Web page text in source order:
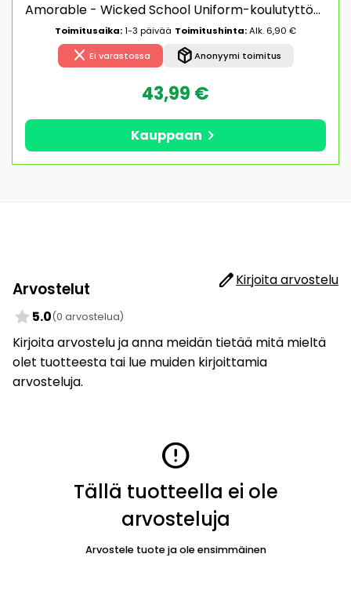
Amorable - Wicked School Uniform-koulutyttöasu, moniosainen, houkutteleva, laadukas, roolileikkeihin
Toimitusaika:1-3 päivää Toimitushinta:Alk. 6,90 €
close Ei varastossa package_2Anonyymi toimitus
43,99 €
Kauppaan chevron_right
Arvostelut editKirjoita arvostelu
star 5.0(0 arvostelua)
Kirjoita arvostelu ja anna meidän tietää mitä mieltä
olet tuotteesta tai lue muiden kirjoittamia
arvosteluja.
error
Tällä tuotteella ei ole
arvosteluja
Arvostele tuote ja ole ensimmäinen